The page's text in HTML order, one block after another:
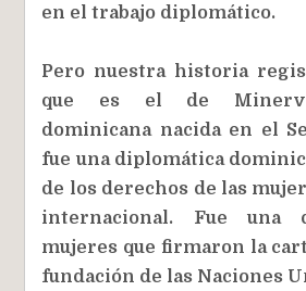
en el trabajo diplomático.
Pero nuestra historia
que es el de
dominicana nacida en el
fue una diplomática
de los derechos de las
internacional. Fue una
mujeres que firmaron la
fundación de las Naciones